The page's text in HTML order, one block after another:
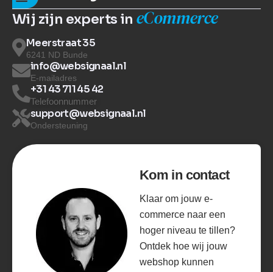
Wij zijn experts in eCommerce
Meerstraat 35
6241 ND Bunde
info@websignaal.nl
E-mailadres
+31 43 711 45 42
Telefoonnummer
support@websignaal.nl
Ondersteuning
Kom in contact
Klaar om jouw e-
commerce naar een
hoger niveau te tillen?
Ontdek hoe wij jouw
webshop kunnen